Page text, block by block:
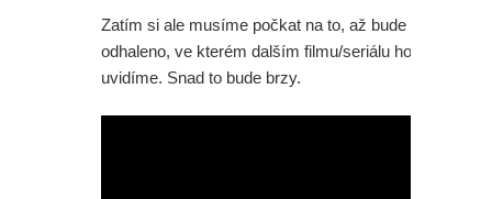
Zatím si ale musíme počkat na to, až bude
odhaleno, ve kterém dalším filmu/seriálu ho
uvidíme. Snad to bude brzy.